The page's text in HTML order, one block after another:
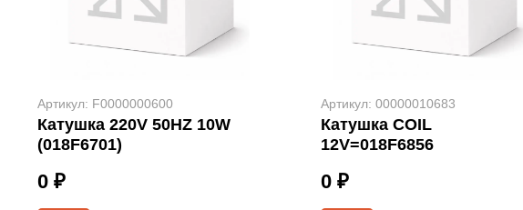
Артикул: F0000000600
Катушка 220V 50HZ 10W
(018F6701)
0 ₽
Артикул: 00000010683
Катушка COIL
12V=018F6856
0 ₽